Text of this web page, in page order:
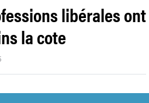
libérales ont
la cote